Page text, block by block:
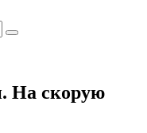
На скорую